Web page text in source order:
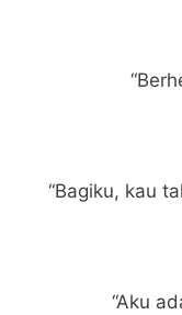
“Bagiku, kau
“Aku